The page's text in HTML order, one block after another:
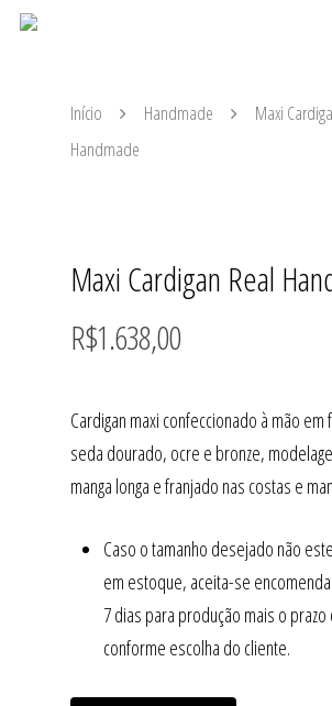
Aperte ENTER para buscar ou ESC para
Início Handmade
Maxi
Handmade
Maxi Cardigan Real
R$1.638,00
Cardigan maxi confeccionado à mão
seda dourado, ocre e bronze,
manga longa e franjado nas costas e
Caso o tamanho desejado não
em estoque, aceita-se
7 dias para produção mais o
conforme escolha do cliente.